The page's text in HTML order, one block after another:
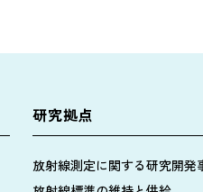
研究拠点
放射線測定に関する研究開発